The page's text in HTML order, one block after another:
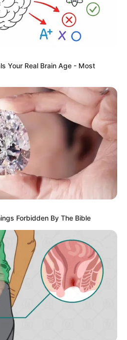
άρθρα στα αποτελέσματα
Your Real Brain Age - Most
Forbidden By The Bible